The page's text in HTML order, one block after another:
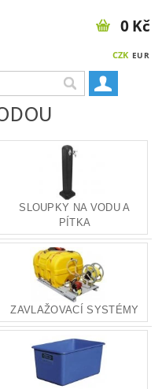
CZK EUR
0 Kč
SLOUPKY NA VODU A
PÍTKA
ZAVLAŽOVACÍ SYSTÉMY